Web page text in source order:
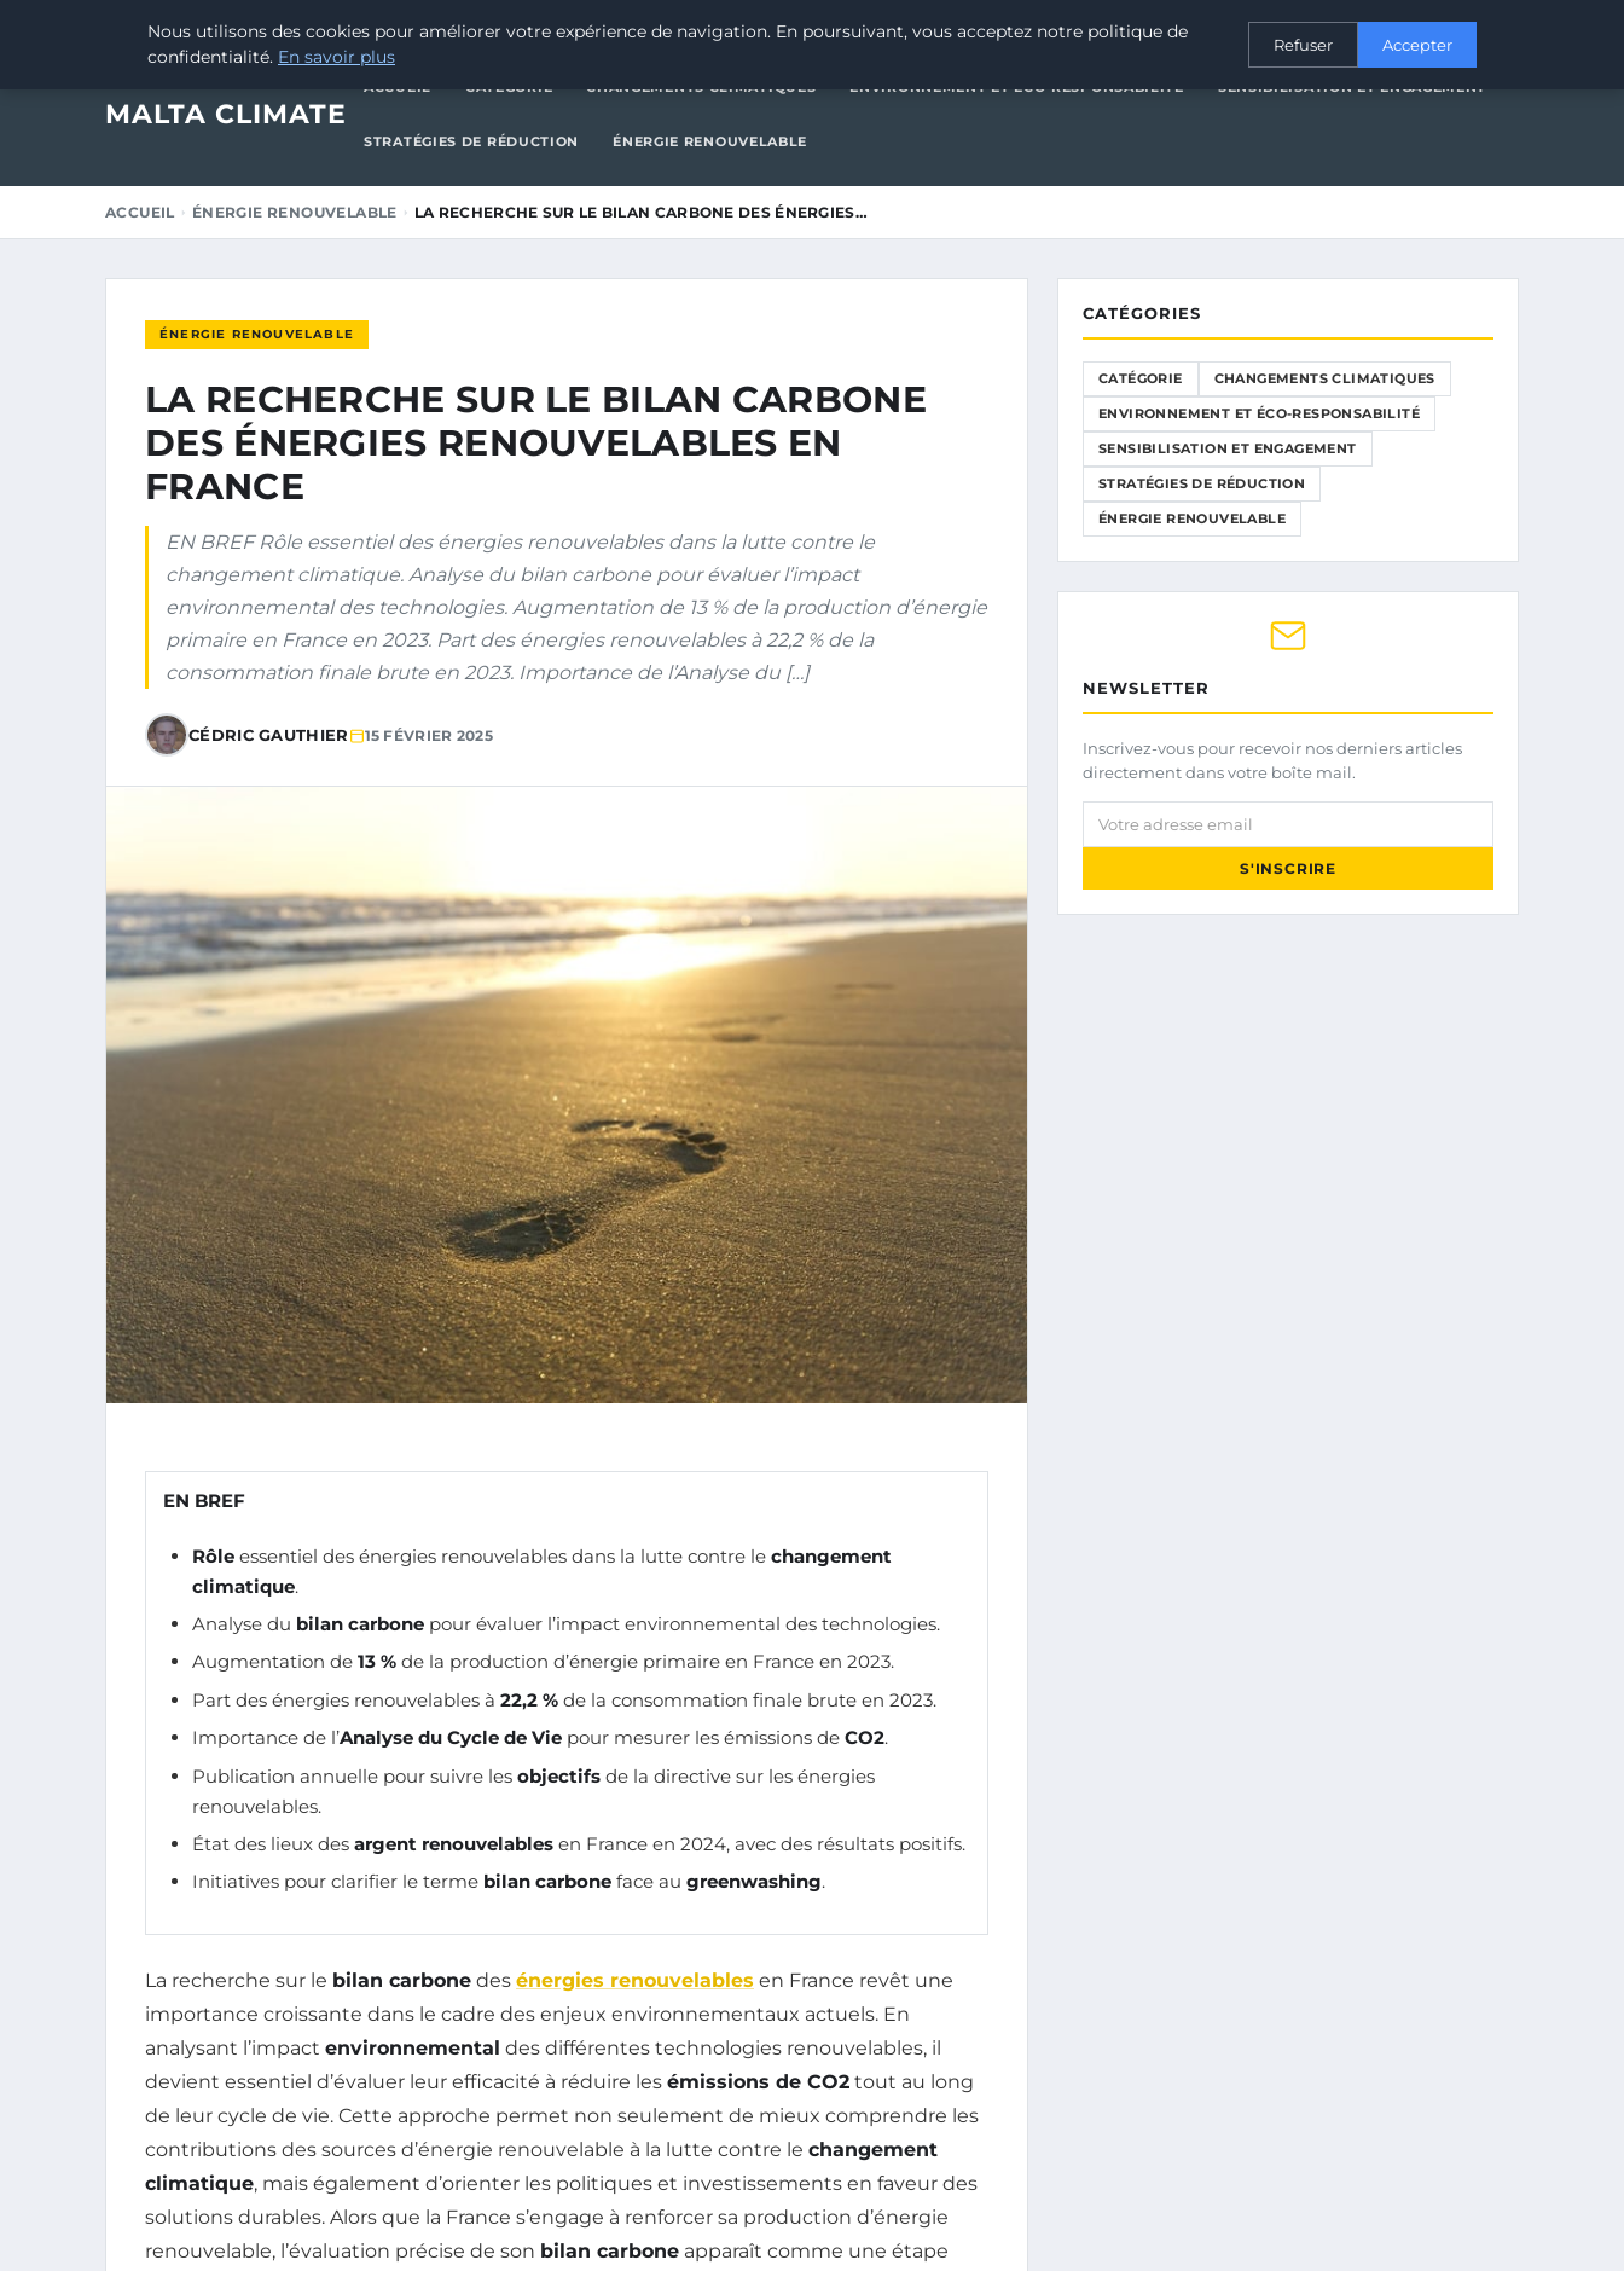
15 FÉVRIER 2025 CATÉGORIE CHANGEMENTS CLIMATIQUES ENVIRONNEMENT ET ÉCO-RESPONSABILITÉSENSIBILISATION ET ENGAGEMENT
MALTA CLIMATE
ACCUEIL CATÉGORIE CHANGEMENTS CLIMATIQUES ENVIRONNEMENT ET ÉCO-RESPONSABILITÉ SENSIBILISATION ET ENGAGEMENT
STRATÉGIES DE RÉDUCTION ÉNERGIE RENOUVELABLE
ACCUEIL ÉNERGIE RENOUVELABLE LA RECHERCHE SUR LE BILAN CARBONE DES ÉNERGIES…
ÉNERGIE RENOUVELABLE
LA RECHERCHE SUR LE BILAN CARBONE
DES ÉNERGIES RENOUVELABLES EN
FRANCE
EN BREF Rôle essentiel des énergies renouvelables dans la lutte contre le
changement climatique. Analyse du bilan carbone pour évaluer l’impact
environnemental des technologies. Augmentation de 13 % de la production d’énergie
primaire en France en 2023. Part des énergies renouvelables à 22,2 % de la
consommation finale brute en 2023. Importance de l’Analyse du […]
CÉDRIC GAUTHIER 15 FÉVRIER 2025
EN BREF
Rôle essentiel des énergies renouvelables dans la lutte contre le changement
climatique.
Analyse du bilan carbone pour évaluer l’impact environnemental des technologies.
Augmentation de 13 % de la production d’énergie primaire en France en 2023.
Part des énergies renouvelables à 22,2 % de la consommation finale brute en 2023.
Importance de l’Analyse du Cycle de Vie pour mesurer les émissions de CO2.
Publication annuelle pour suivre les objectifs de la directive sur les énergies
renouvelables.
État des lieux des argent renouvelables en France en 2024, avec des résultats positifs.
Initiatives pour clarifier le terme bilan carbone face au greenwashing.
La recherche sur le bilan carbone des énergies renouvelables en France revêt une
importance croissante dans le cadre des enjeux environnementaux actuels. En
analysant l’impact environnemental des différentes technologies renouvelables, il
devient essentiel d’évaluer leur efficacité à réduire les émissions de CO2 tout au long
de leur cycle de vie. Cette approche permet non seulement de mieux comprendre les
contributions des sources d’énergie renouvelable à la lutte contre le changement
climatique, mais également d’orienter les politiques et investissements en faveur des
solutions durables. Alors que la France s’engage à renforcer sa production d’énergie
renouvelable, l’évaluation précise de son bilan carbone apparaît comme une étape
CATÉGORIES
CATÉGORIE CHANGEMENTS CLIMATIQUES
ENVIRONNEMENT ET ÉCO-RESPONSABILITÉ
SENSIBILISATION ET ENGAGEMENT
STRATÉGIES DE RÉDUCTION
ÉNERGIE RENOUVELABLE
NEWSLETTER
Inscrivez-vous pour recevoir nos derniers articles
directement dans votre boîte mail.
Votre adresse email
S'INSCRIRE
Nous utilisons des cookies pour améliorer votre expérience de navigation. En poursuivant, vous acceptez notre politique de
confidentialité. En savoir plus
Refuser Accepter